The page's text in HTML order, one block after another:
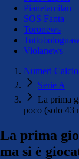
Pianetamilan
SOS Fanta
Toronews
Violanews
Numeri Calcio
Serie A
La prima
poco (solo 43
La prima
ma si è